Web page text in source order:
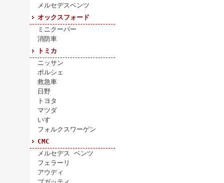
メルセデスベンツ
オックスフォード
ミニクーパー
消防車
トミカ
ニッサン
ポルシェ
救急車
日野
トヨタ
マツダ
いすゞ
フォルクスワーゲン
CMC
メルセデス ベンツ
フェラーリ
アウディ